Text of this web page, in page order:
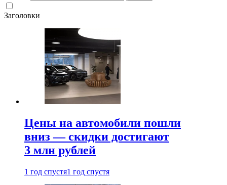
Заголовки
Цены на автомобили пошли
вниз — скидки достигают
3 млн рублей
1 год спустя1 год спустя